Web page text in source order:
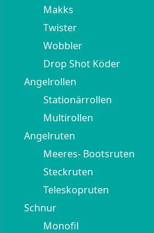
Makks
Twister
Wobbler
Drop Shot Köder
Angelrollen
Stationärrollen
Multirollen
Angelruten
Meeres- Bootsruten
Steckruten
Teleskopruten
Schnur
Monofil